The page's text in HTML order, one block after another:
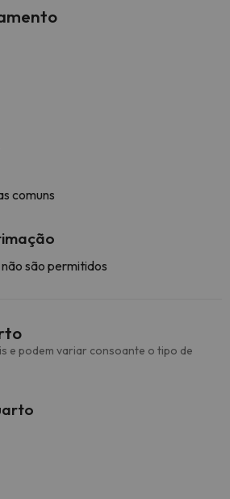
comuns
são permitidos
e podem variar consoante o tipo de